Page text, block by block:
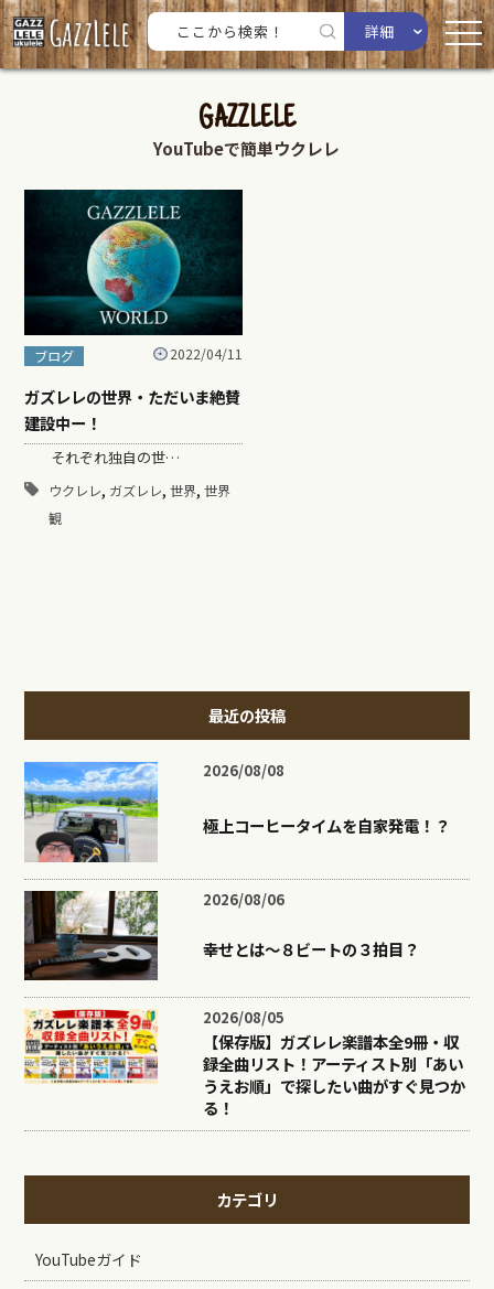
詳細
GAZZLELE
YouTubeで簡単ウクレレ
ブログ 2022/04/11
ガズレレの世界・ただいま絶賛
建設中ー！
それぞれ独自の世…
ウクレレ, ガズレレ, 世界, 世界
観
最近の投稿
2026/08/08
極上コーヒータイムを自家発電！？
2026/08/06
幸せとは〜８ビートの３拍目？
2026/08/05
【保存版】ガズレレ楽譜本全9冊・収
録全曲リスト！アーティスト別「あい
うえお順」で探したい曲がすぐ見つか
る！
カテゴリ
YouTubeガイド